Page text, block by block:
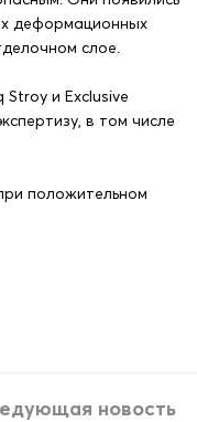
деформационных
слое.
и Exclusive
в том числе
положительном
новость